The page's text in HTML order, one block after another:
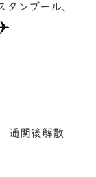
タンブール、
関後解散